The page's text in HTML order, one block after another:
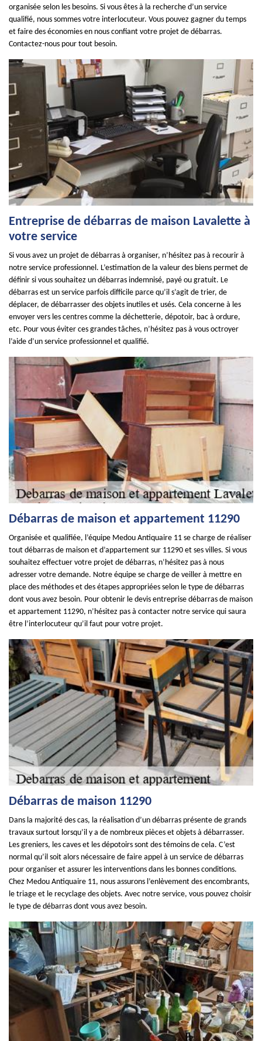
organisée selon les besoins. Si vous êtes à la recherche d’un service
qualifié, nous sommes votre interlocuteur. Vous pouvez gagner du temps
et faire des économies en nous confiant votre projet de débarras.
Contactez-nous pour tout besoin.
Entreprise de débarras de maison Lavalette à
votre service
Si vous avez un projet de débarras à organiser, n’hésitez pas à recourir à
notre service professionnel. L’estimation de la valeur des biens permet de
définir si vous souhaitez un débarras indemnisé, payé ou gratuit. Le
débarras est un service parfois difficile parce qu’il s’agit de trier, de
déplacer, de débarrasser des objets inutiles et usés. Cela concerne à les
envoyer vers les centres comme la déchetterie, dépotoir, bac à ordure,
etc. Pour vous éviter ces grandes tâches, n’hésitez pas à vous octroyer
l’aide d’un service professionnel et qualifié.
Débarras de maison et appartement 11290
Organisée et qualifiée, l’équipe Medou Antiquaire 11 se charge de réaliser
tout débarras de maison et d’appartement sur 11290 et ses villes. Si vous
souhaitez effectuer votre projet de débarras, n’hésitez pas à nous
adresser votre demande. Notre équipe se charge de veiller à mettre en
place des méthodes et des étapes appropriées selon le type de débarras
dont vous avez besoin. Pour obtenir le devis entreprise débarras de maison
et appartement 11290, n’hésitez pas à contacter notre service qui saura
être l’interlocuteur qu’il faut pour votre projet.
Débarras de maison 11290
Dans la majorité des cas, la réalisation d’un débarras présente de grands
travaux surtout lorsqu’il y a de nombreux pièces et objets à débarrasser.
Les greniers, les caves et les dépotoirs sont des témoins de cela. C’est
normal qu’il soit alors nécessaire de faire appel à un service de débarras
pour organiser et assurer les interventions dans les bonnes conditions.
Chez Medou Antiquaire 11, nous assurons l’enlèvement des encombrants,
le triage et le recyclage des objets. Avec notre service, vous pouvez choisir
le type de débarras dont vous avez besoin.